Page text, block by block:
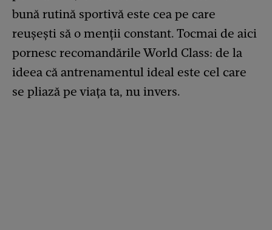
bună rutină sportivă este cea pe care
reușești să o menții constant. Tocmai de aici
pornesc recomandările World Class: de la
ideea că antrenamentul ideal este cel care
se pliază pe viața ta, nu invers.